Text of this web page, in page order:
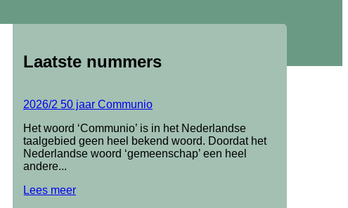
Laatste nummers
2026/2 50 jaar Communio
Het woord ‘Communio’ is in het Nederlandse
taalgebied geen heel bekend woord. Doordat het
Nederlandse woord ‘gemeenschap’ een heel
andere...
Lees meer